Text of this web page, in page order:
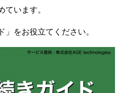
います。
をお役立てください。